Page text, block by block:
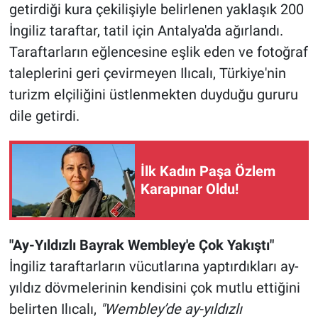
getirdiği kura çekilişiyle belirlenen yaklaşık 200
İngiliz taraftar, tatil için Antalya'da ağırlandı.
Taraftarların eğlencesine eşlik eden ve fotoğraf
taleplerini geri çevirmeyen Ilıcalı, Türkiye'nin
turizm elçiliğini üstlenmekten duyduğu gururu
dile getirdi.
İlk Kadın Paşa Özlem
Karapınar Oldu!
"Ay-Yıldızlı Bayrak Wembley'e Çok Yakıştı"
İngiliz taraftarların vücutlarına yaptırdıkları ay-
yıldız dövmelerinin kendisini çok mutlu ettiğini
belirten Ilıcalı, "Wembley’de ay-yıldızlı